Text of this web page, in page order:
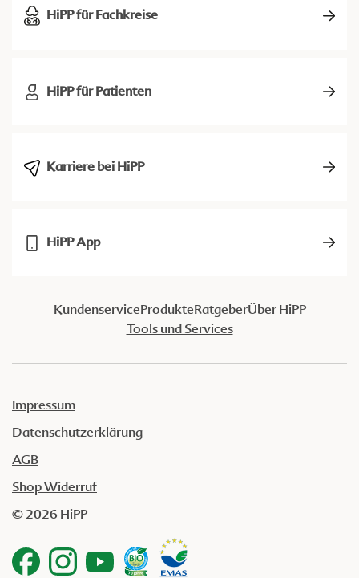
HiPP für Fachkreise
HiPP für Patienten
Karriere bei HiPP
HiPP App
KundenserviceProdukteRatgeberÜber HiPP
Tools und Services
Impressum
Datenschutzerklärung
AGB
Shop Widerruf
© 2026 HiPP